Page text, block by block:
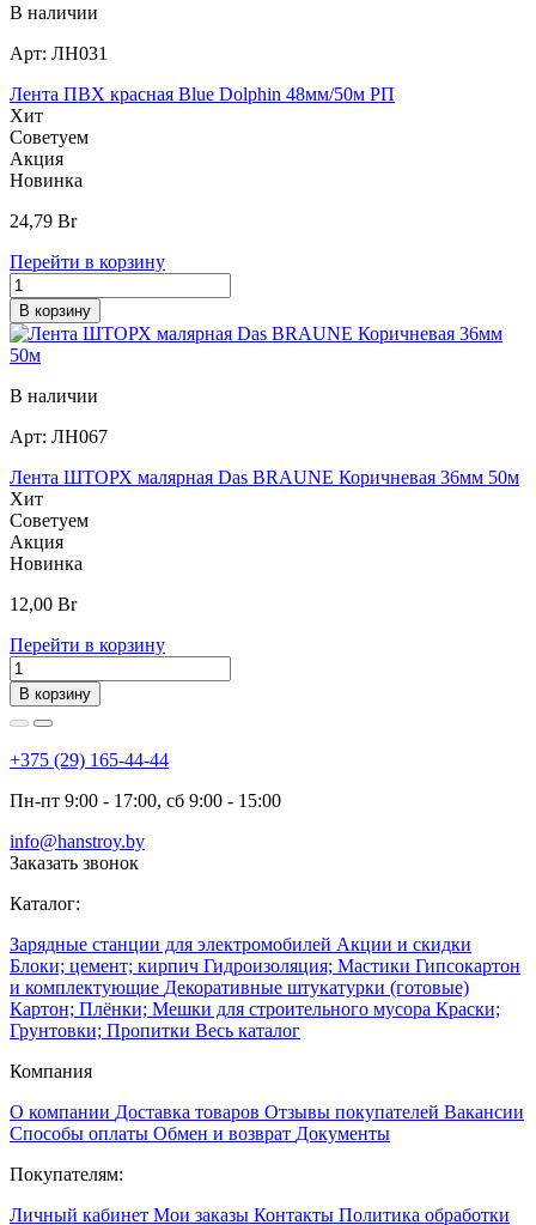
В наличии
Арт: ЛН031
Лента ПВХ красная Blue Dolphin 48мм/50м РП
Хит
Советуем
Акция
Новинка
24,79 Br
Перейти в корзину
В корзину
В наличии
Арт: ЛН067
Лента ШТОРХ малярная Das BRAUNE Коричневая 36мм 50м
Хит
Советуем
Акция
Новинка
12,00 Br
Перейти в корзину
В корзину
+375 (29) 165-44-44
Пн-пт 9:00 - 17:00, сб 9:00 - 15:00
info@hanstroy.by
Заказать звонок
Каталог:
Зарядные станции для электромобилей Акции и скидки
Блоки; цемент; кирпич Гидроизоляция; Мастики Гипсокартон
и комплектующие Декоративные штукатурки (готовые)
Картон; Плёнки; Мешки для строительного мусора Краски;
Грунтовки; Пропитки Весь каталог
Компания
О компании Доставка товаров Отзывы покупателей Вакансии
Способы оплаты Обмен и возврат Документы
Покупателям:
Личный кабинет Мои заказы Контакты Политика обработки